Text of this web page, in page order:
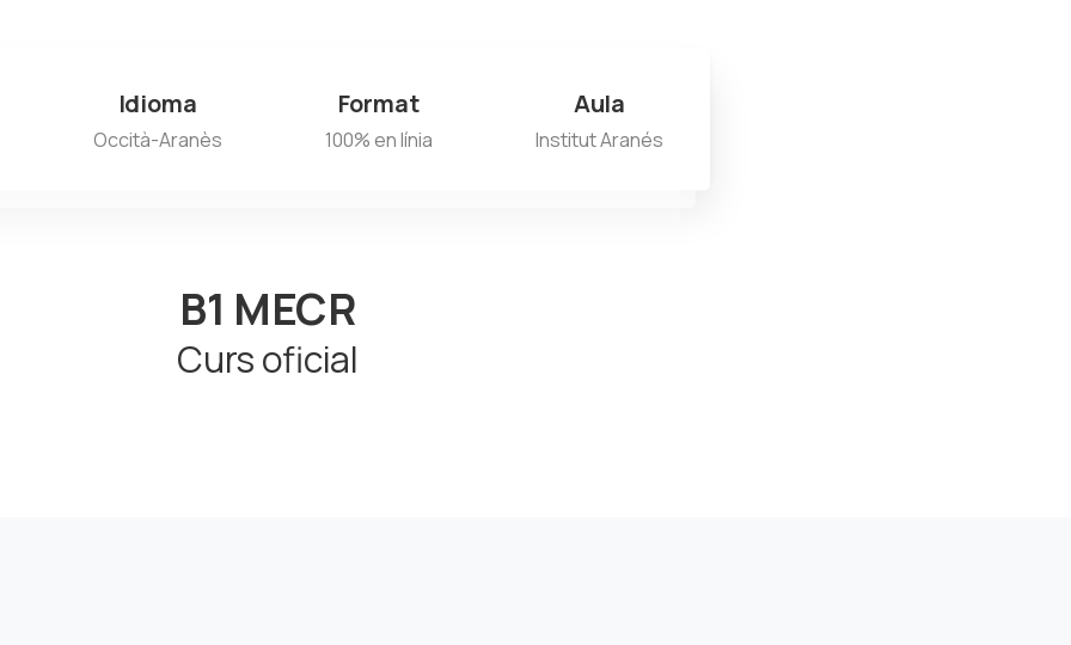
Idioma
Occità-Aranès
Format
100% en línia
Aula
Institut Aranés
B1 MECR
Curs oficial